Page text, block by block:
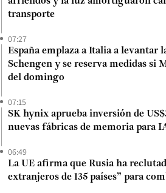
transporte
07:27
España emplaza a Italia a levantar
Schengen y se reserva medidas si
del domingo
07:15
SK hynix aprueba inversión de
nuevas fábricas de memoria para
06:49
La UE afirma que Rusia ha
extranjeros de 135 países” para